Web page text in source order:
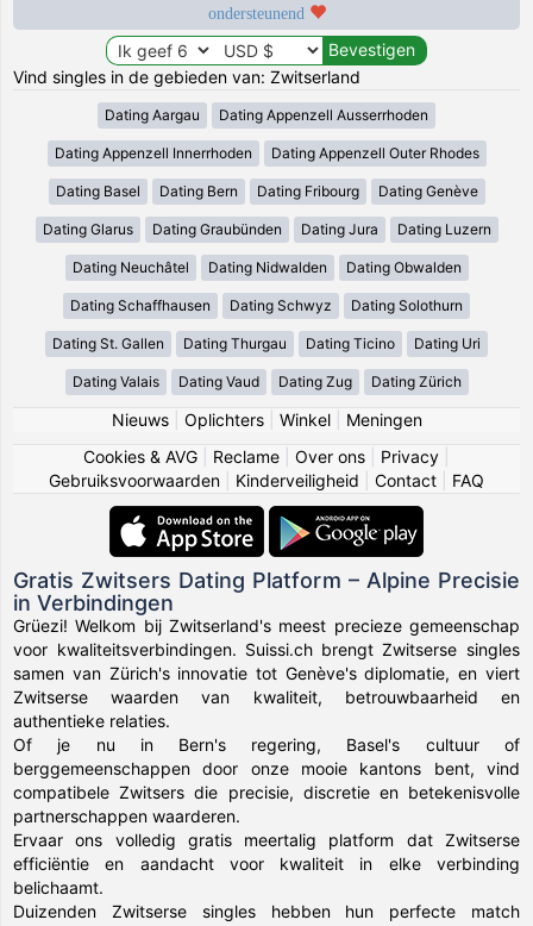
ondersteunend
Vind singles in de gebieden van: Zwitserland
Dating Aargau Dating Appenzell Ausserrhoden
Dating Appenzell Innerrhoden Dating Appenzell Outer Rhodes
Dating Basel Dating Bern Dating Fribourg Dating Genève
Dating Glarus Dating Graubünden Dating Jura Dating Luzern
Dating Neuchâtel Dating Nidwalden Dating Obwalden
Dating Schaffhausen Dating Schwyz Dating Solothurn
Dating St. Gallen Dating Thurgau Dating Ticino Dating Uri
Dating Valais Dating Vaud Dating Zug Dating Zürich
Nieuws| Oplichters| Winkel| Meningen
Cookies & AVG
Reclame Over ons Privacy
Gebruiksvoorwaarden
Kinderveiligheid Contact FAQ
Gratis Zwitsers Dating Platform – Alpine Precisie
in Verbindingen
Grüezi! Welkom bij Zwitserland's meest precieze gemeenschap
voor kwaliteitsverbindingen. Suissi.ch brengt Zwitserse singles
samen van Zürich's innovatie tot Genève's diplomatie, en viert
Zwitserse waarden van kwaliteit, betrouwbaarheid en
authentieke relaties.
Of je nu in Bern's regering, Basel's cultuur of
berggemeenschappen door onze mooie kantons bent, vind
compatibele Zwitsers die precisie, discretie en betekenisvolle
partnerschappen waarderen.
Ervaar ons volledig gratis meertalig platform dat Zwitserse
efficiëntie en aandacht voor kwaliteit in elke verbinding
belichaamt.
Duizenden Zwitserse singles hebben hun perfecte match